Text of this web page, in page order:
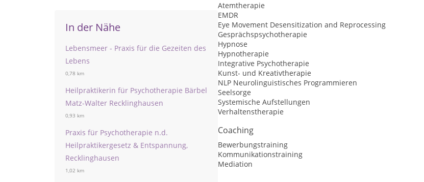
In der Nähe
Lebensmeer - Praxis für die Gezeiten des
Lebens
0,78 km
Heilpraktikerin für Psychotherapie Bärbel
Matz-Walter Recklinghausen
0,93 km
Praxis für Psychotherapie n.d.
Heilpraktikergesetz & Entspannung,
Recklinghausen
1,02 km
Atemtherapie
EMDR
Eye Movement Desensitization and Reprocessing
Gesprächspsychotherapie
Hypnose
Hypnotherapie
Integrative Psychotherapie
Kunst- und Kreativtherapie
NLP Neurolinguistisches Programmieren
Seelsorge
Systemische Aufstellungen
Verhaltenstherapie
Coaching
Bewerbungstraining
Kommunikationstraining
Mediation